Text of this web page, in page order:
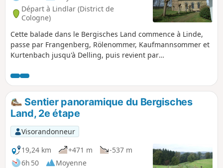
Départ à Lindlar (District de
Cologne)
Cette balade dans le Bergisches Land commence à Linde,
passe par Frangenberg, Rölenommer, Kaufmannsommer et
Kurtenbach jusqu'à Delling, puis revient par
Müllersommer jusqu'à Linde.
Sentier panoramique du Bergisches
Land, 2e étape
Visorandonneur
19,24 km
+471 m
-537 m
6h 50
Moyenne